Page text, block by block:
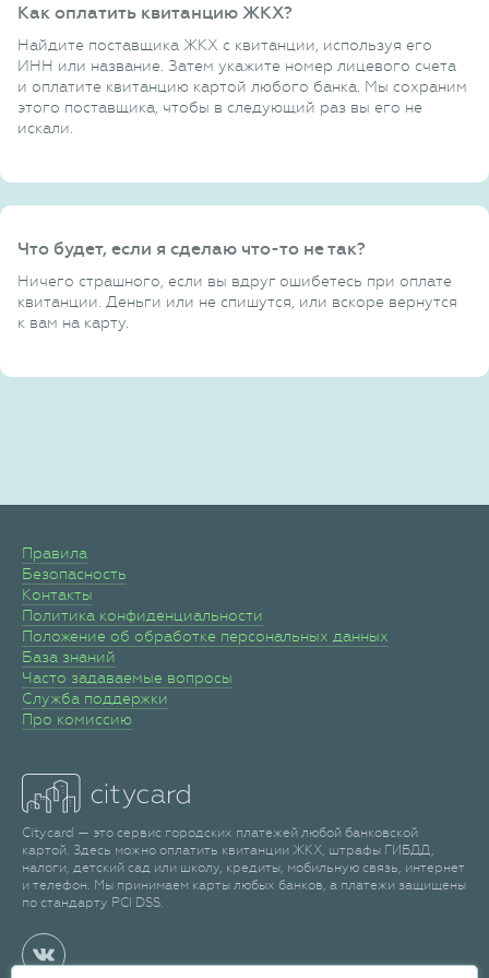
Как оплатить квитанцию ЖКХ?
Найдите поставщика ЖКХ с квитанции, используя его
ИНН или название. Затем укажите номер лицевого счета
и оплатите квитанцию картой любого банка. Мы сохраним
этого поставщика, чтобы в следующий раз вы его не
искали.
Что будет, если я сделаю что-то не так?
Ничего страшного, если вы вдруг ошибетесь при оплате
квитанции. Деньги или не спишутся, или вскоре вернутся
к вам на карту.
Правила
Безопасность
Контакты
Политика конфиденциальности
Положение об обработке персональных данных
База знаний
Часто задаваемые вопросы
Служба поддержки
Про комиссию
Citycard — это сервис городских платежей любой банковской
картой. Здесь можно оплатить квитанции ЖКХ, штрафы ГИБДД,
налоги, детский сад или школу, кредиты, мобильную связь, интернет
и телефон. Мы принимаем карты любых банков, а платежи защищены
по стандарту PCI DSS.